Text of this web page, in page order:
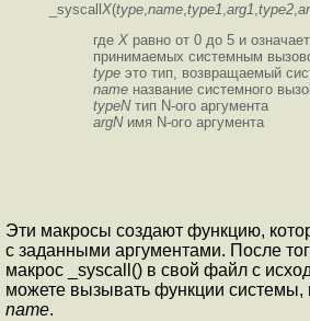
_syscall X(type,name,type1,arg1,type2,
где X равно от 0 до 5 и
принимаемых системным
type это тип, возвращаемый
name название системного
typeNтип N-ого аргумента
argNимя N-ого аргумента
Эти макросы создают функцию,
с заданными аргументами. После
макрос _syscall() в свой файл с
можете вызывать функции системы,
name.